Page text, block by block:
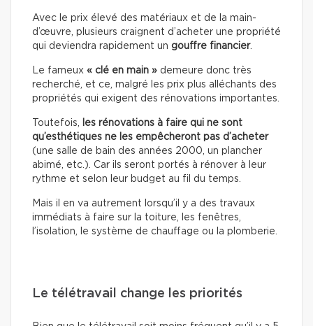
Avec le prix élevé des matériaux et de la main-
d’œuvre, plusieurs craignent d’acheter une propriété
qui deviendra rapidement un gouffre financier.
Le fameux « clé en main » demeure donc très
recherché, et ce, malgré les prix plus alléchants des
propriétés qui exigent des rénovations importantes.
Toutefois,
les rénovations à faire qui ne sont
qu’esthétiques ne les empêcheront pas d’acheter
(une salle de bain des années 2000, un plancher
abimé, etc.). Car ils seront portés à rénover à leur
rythme et selon leur budget au fil du temps.
Mais il en va autrement lorsqu’il y a des travaux
immédiats à faire sur la toiture, les fenêtres,
l’isolation, le système de chauffage ou la plomberie.
Le télétravail change les priorités